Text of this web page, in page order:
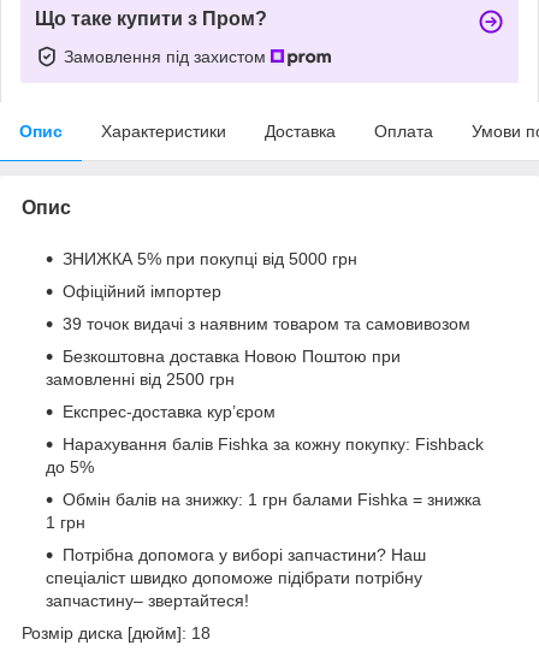
Що таке купити з Пром?
Замовлення під захистом
Опис Характеристики Доставка Оплата Умови
Опис
ЗНИЖКА 5% при покупці від 5000 грн
Офіційний імпортер
39 точок видачі з наявним товаром та самовивозом
Безкоштовна доставка Новою Поштою при
замовленні від 2500 грн
Експрес-доставка кур’єром
Нарахування балів Fishka за кожну покупку: Fishback
до 5%
Обмін балів на знижку: 1 грн балами Fishka = знижка
1 грн
Потрібна допомога у виборі запчастини? Наш
спеціаліст швидко допоможе підібрати потрібну
запчастину– звертайтеся!
Розмір диска [дюйм]: 18